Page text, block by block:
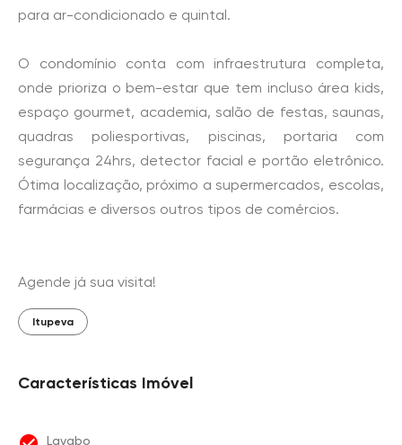
para ar-condicionado e quintal.
O condomínio conta com infraestrutura completa,
onde prioriza o bem-estar que tem incluso área kids,
espaço gourmet, academia, salão de festas, saunas,
quadras poliesportivas, piscinas, portaria com
segurança 24hrs, detector facial e portão eletrônico.
Ótima localização, próximo a supermercados, escolas,
farmácias e diversos outros tipos de comércios.
Agende já sua visita!
Itupeva
Características Imóvel
Lavabo